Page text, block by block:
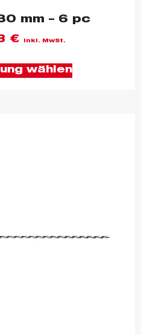
mm – 6 pc
€ inkl. MwSt.
wählen